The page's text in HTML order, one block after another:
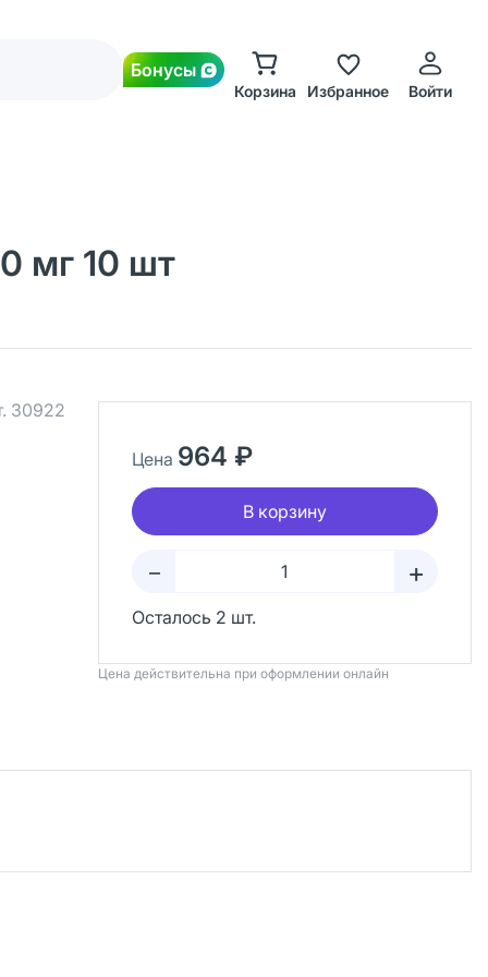
Бонусы
Корзина Избранное Войти
мг 10 шт
30922
Цена 964 ₽
В корзину
– +
Осталось 2 шт.
Цена действительна при оформлении онлайн